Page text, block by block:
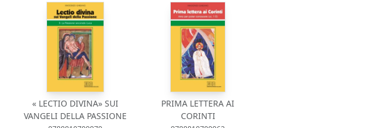
« LECTIO DIVINA» SUI
VANGELI DELLA PASSIONE
PRIMA LETTERA AI
CORINTI